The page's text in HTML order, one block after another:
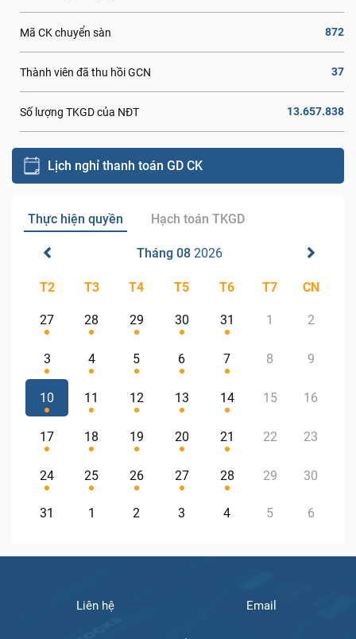
Mã CK chuyển sàn 872
Thành viên đã thu hồi GCN 37
Số lượng TKGD của NĐT 13.657.838
Lịch nghỉ thanh toán GD CK
Thực hiện quyền Hạch toán TKGD
Tháng 08 2026
T2 T3 T4 T5 T6 T7 CN
27 28 29 30 31 1 2
3 4 5 6 7 8 9
10 11 12 13 14 15 16
17 18 19 20 21 22 23
24 25 26 27 28 29 30
31 1 2 3 4 5 6
Liên hệ Email